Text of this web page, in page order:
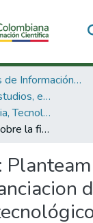
3. Recursos de Información Científica y Tecnológica
3.2.1. Políticas, estudios, evaluaciones e indicadores de CTeI
Políticas de Ciencia, Tecnología e Innovación
Planteamientos sobre la financiacion del desarrollo tecnológico.